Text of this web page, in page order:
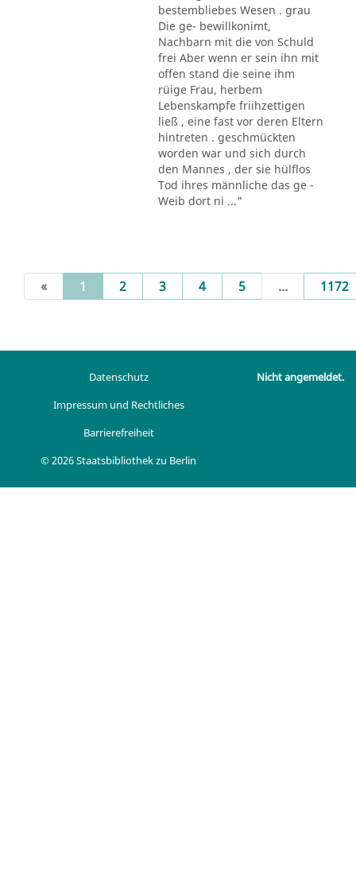
bestembliebes Wesen . grau
Die ge- bewillkonimt,
Nachbarn mit die von Schuld
frei Aber wenn er sein ihn mit
offen stand die seine ihm
rüige Frau, herbem
Lebenskampfe friihzettigen
ließ , eine fast vor deren Eltern
hintreten . geschmückten
worden war und sich durch
den Mannes , der sie hülflos
Tod ihres männliche das ge -
Weib dort ni ..."
« 1 (current)
2 3 4 5 ... 1172
Datenschutz
Impressum und Rechtliches
Barrierefreiheit
© 2026 Staatsbibliothek zu Berlin
Nicht angemeldet.